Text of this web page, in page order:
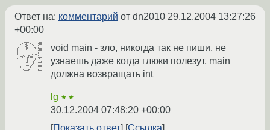
Ответ на: комментарий от dn2010 29.12.2004 13:27:26
+00:00
void main - зло, никогда так не пиши, не
узнаешь даже когда глюки полезут, main
должна возвращать int
lg ★★
30.12.2004 07:48:20 +00:00